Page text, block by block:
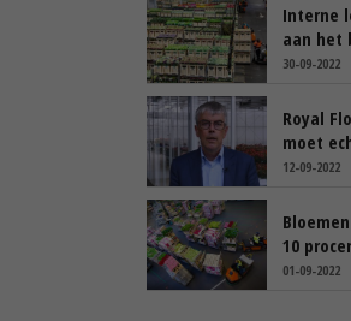
Interne
aan het
30-09-2022
Royal
moet
12-09-2022
10
01-09-2022